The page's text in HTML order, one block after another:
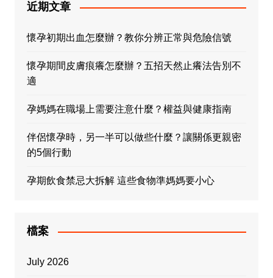
近期文章
懷孕初期出血怎麼辦？教你分辨正常與危險信號
懷孕期間皮膚痕癢怎麼辦？五招天然止癢法告別不
適
孕媽媽在職場上需要注意什麼？權益與健康指南
伴侶懷孕時，另一半可以做些什麼？讓關係更親密
的5個行動
孕期飲食禁忌大拆解 這些食物準媽媽要小心
檔案
July 2026